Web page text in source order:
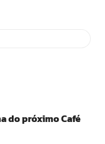
do próximo Café